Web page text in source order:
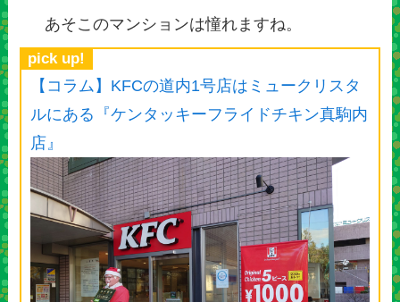
あそこのマンションは憧れますね。
pick up!
【コラム】KFCの道内1号店はミュークリスタ
ルにある『ケンタッキーフライドチキン真駒内
店』